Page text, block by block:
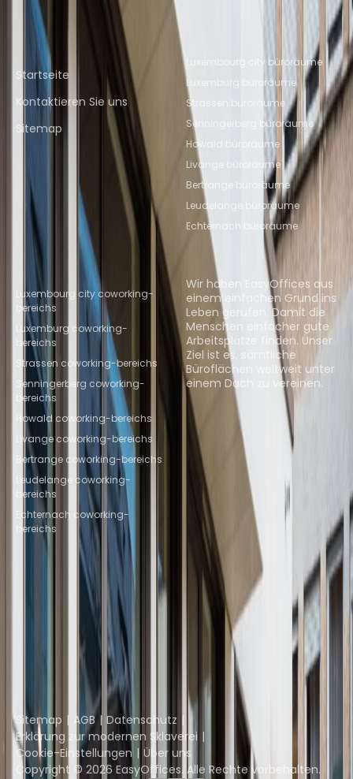
Direktlinks
Startseite
Kontaktieren Sie uns
Sitemap
Beliebte Bürostandorte
Luxembourg city büroräume
Luxemburg büroräume
Strassen büroräume
Senningerberg büroräume
Howald büroräume
Livange büroräume
Bertrange büroräume
Leudelange büroräume
Echternach büroräume
Beliebte Coworking-
Luxembourg city coworking-
bereichs
Luxemburg coworking-
bereichs
Strassen coworking-bereichs
Senningerberg coworking-
bereichs
Howald coworking-bereichs
Livange coworking-bereichs
Bertrange coworking-bereichs
Leudelange coworking-
bereichs
Echternach coworking-
bereichs
Über uns
Wir haben EasyOffices aus
einem einfachen Grund ins
Leben gerufen: Damit die
Menschen einfacher gute
Arbeitsplätze finden. Unser
Ziel ist es, sämtliche
Büroflächen weltweit unter
einem Dach zu vereinen.
Räumlichkeiten suchen
Instant Offices Coworker
The Instant Group Coworking Insights
Davinci Meeting Rooms
Incendium
Instant Group
Sitemap AGB
Datenschutz
Erklärung zur modernen Sklaverei
Cookie-Einstellungen
Über uns
Copyright © 2026 EasyOffices. Alle Rechte vorbehalten.